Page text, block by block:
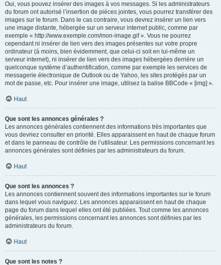
Oui, vous pouvez insérer des images à vos messages. Si les administrateurs
du forum ont autorisé l’insertion de pièces jointes, vous pourrez transférer des
images sur le forum. Dans le cas contraire, vous devrez insérer un lien vers
une image distante, hébergée sur un serveur internet public, comme par
exemple « http://www.exemple.com/mon-image.gif ». Vous ne pourrez
cependant ni insérer de lien vers des images présentes sur votre propre
ordinateur (à moins, bien évidemment, que celui-ci soit en lui-même un
serveur internet), ni insérer de lien vers des images hébergées derrière un
quelconque système d’authentification, comme par exemple les services de
messagerie électronique de Outlook ou de Yahoo, les sites protégés par un
mot de passe, etc. Pour insérer une image, utilisez la balise BBCode « [img] ».
Haut
Que sont les annonces générales ?
Les annonces générales contiennent des informations très importantes que
vous devriez consulter en priorité. Elles apparaissent en haut de chaque forum
et dans le panneau de contrôle de l’utilisateur. Les permissions concernant les
annonces générales sont définies par les administrateurs du forum.
Haut
Que sont les annonces ?
Les annonces contiennent souvent des informations importantes sur le forum
dans lequel vous naviguez. Les annonces apparaissent en haut de chaque
page du forum dans lequel elles ont été publiées. Tout comme les annonces
générales, les permissions concernant les annonces sont définies par les
administrateurs du forum.
Haut
Que sont les notes ?